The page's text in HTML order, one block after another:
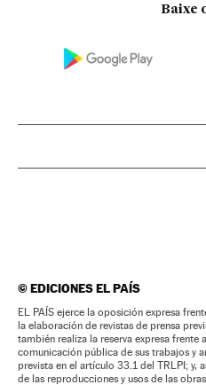
Baixe
©EDICIONES EL PAÍS
EL PAÍS ejerce la oposición expresa
la elaboración de revistas de prensa
también realiza la reserva expresa
comunicación pública de sus trabajos y
prevista en el artículo 33.1 del TRLPI; y,
de las reproducciones y usos de las